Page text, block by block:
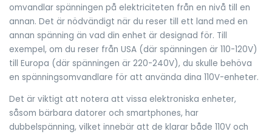
omvandlar spänningen på elektriciteten från en nivå till en
annan. Det är nödvändigt när du reser till ett land med en
annan spänning än vad din enhet är designad för. Till
exempel, om du reser från USA (där spänningen är 110-120V)
till Europa (där spänningen är 220-240V), du skulle behöva
en spänningsomvandlare för att använda dina 110V-enheter.
Det är viktigt att notera att vissa elektroniska enheter,
såsom bärbara datorer och smartphones, har
dubbelspänning, vilket innebär att de klarar både 110V och